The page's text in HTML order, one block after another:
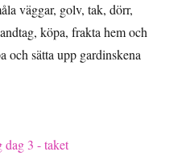
väggar, golv, tak, dörr,
köpa, frakta hem och
och sätta upp gardinskena